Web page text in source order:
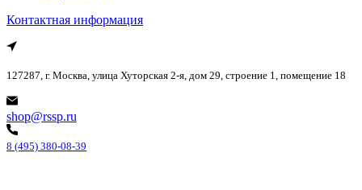
Контактная информация
127287, г. Москва, улица Хуторская 2-я, дом 29, строение 1, помещение 18
shop@rssp.ru
8 (495) 380-08-39